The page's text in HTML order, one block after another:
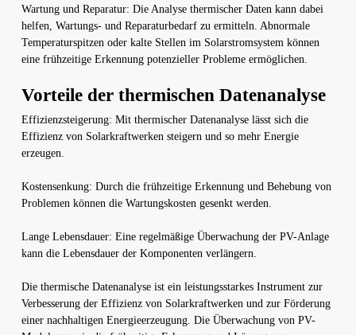
Wartung und Reparatur: Die Analyse thermischer Daten kann dabei
helfen, Wartungs- und Reparaturbedarf zu ermitteln. Abnormale
Temperaturspitzen oder kalte Stellen im Solarstromsystem können
eine frühzeitige Erkennung potenzieller Probleme ermöglichen.
Vorteile der thermischen Datenanalyse
Effizienzsteigerung: Mit thermischer Datenanalyse lässt sich die
Effizienz von Solarkraftwerken steigern und so mehr Energie
erzeugen.
Kostensenkung: Durch die frühzeitige Erkennung und Behebung von
Problemen können die Wartungskosten gesenkt werden.
Lange Lebensdauer: Eine regelmäßige Überwachung der PV-Anlage
kann die Lebensdauer der Komponenten verlängern.
Die thermische Datenanalyse ist ein leistungsstarkes Instrument zur
Verbesserung der Effizienz von Solarkraftwerken und zur Förderung
einer nachhaltigen Energieerzeugung. Die Überwachung von PV-